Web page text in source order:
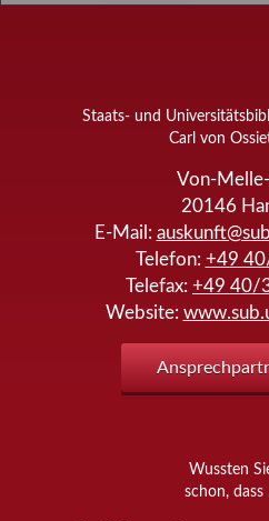
Staats- und
Carl von
Von-
20146
E-Mail:
Telefon: +49
Telefax: +49 40/
Website:
Wussten
schon, dass